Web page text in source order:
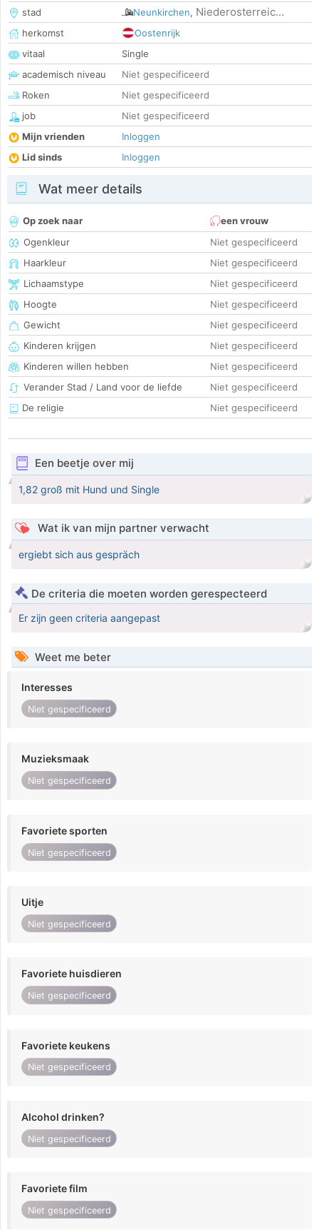
stad
Neunkirchen, Niederosterreic...
herkomst
Oostenrijk
vitaal
Single
academisch niveau
Niet gespecificeerd
Roken
Niet gespecificeerd
job
Niet gespecificeerd
Mijn vrienden
Inloggen
Lid sinds
Inloggen
Wat meer details
Op zoek naar
een vrouw
Ogenkleur
Niet gespecificeerd
Haarkleur
Niet gespecificeerd
Lichaamstype
Niet gespecificeerd
Hoogte
Niet gespecificeerd
Gewicht
Niet gespecificeerd
Kinderen krijgen
Niet gespecificeerd
Kinderen willen hebben
Niet gespecificeerd
Verander Stad / Land voor de liefde
Niet gespecificeerd
De religie
Niet gespecificeerd
Een beetje over mij
1,82 groß mit Hund und Single
Wat ik van mijn partner verwacht
ergiebt sich aus gespräch
De criteria die moeten worden gerespecteerd
Er zijn geen criteria aangepast
Weet me beter
Interesses
Niet gespecificeerd
Muzieksmaak
Niet gespecificeerd
Favoriete sporten
Niet gespecificeerd
Uitje
Niet gespecificeerd
Favoriete huisdieren
Niet gespecificeerd
Favoriete keukens
Niet gespecificeerd
Alcohol drinken?
Niet gespecificeerd
Favoriete film
Niet gespecificeerd